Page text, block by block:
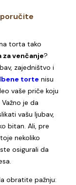
torta tako
venčanje?
zajedništvo i
torte nisu
vaše priče koju
je da
vašu ljubav,
bitan. Ali, pre
nekoliko
osigurali da
obratite pažnju: